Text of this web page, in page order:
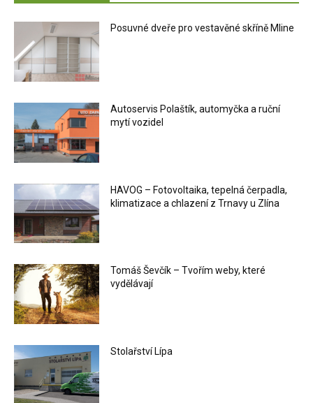
Posuvné dveře pro vestavěné skříně Mline
Autoservis Polaštík, automyčka a ruční
mytí vozidel
HAVOG – Fotovoltaika, tepelná čerpadla,
klimatizace a chlazení z Trnavy u Zlína
Tomáš Ševčík – Tvořím weby, které
vydělávají
Stolařství Lípa